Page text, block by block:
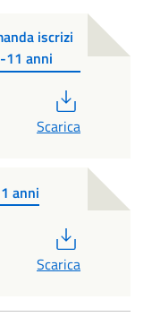
iscrizi
11 anni
Scarica
anni
Scarica